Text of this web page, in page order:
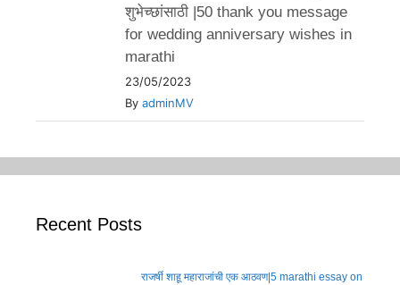
शुभेच्छांसाठी |50 thank you message
for wedding anniversary wishes in
marathi
23/05/2023
By adminMV
Recent Posts
राजर्षी शाहू महाराजांची एक आठवण|5 marathi essay on